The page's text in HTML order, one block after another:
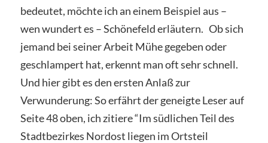
bedeutet, möchte ich an einem Beispiel aus –
wen wundert es – Schönefeld erläutern. Ob sich
jemand bei seiner Arbeit Mühe gegeben oder
geschlampert hat, erkennt man oft sehr schnell.
Und hier gibt es den ersten Anlaß zur
Verwunderung: So erfährt der geneigte Leser auf
Seite 48 oben, ich zitiere “Im südlichen Teil des
Stadtbezirkes Nordost liegen im Ortsteil